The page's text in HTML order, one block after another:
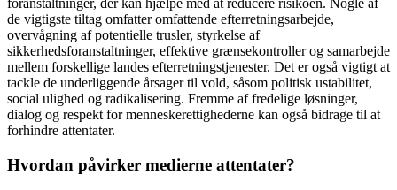
foranstaltninger, der kan hjælpe med at reducere risikoen. Nogle af
de vigtigste tiltag omfatter omfattende efterretningsarbejde,
overvågning af potentielle trusler, styrkelse af
sikkerhedsforanstaltninger, effektive grænsekontroller og samarbejde
mellem forskellige landes efterretningstjenester. Det er også vigtigt at
tackle de underliggende årsager til vold, såsom politisk ustabilitet,
social ulighed og radikalisering. Fremme af fredelige løsninger,
dialog og respekt for menneskerettighederne kan også bidrage til at
forhindre attentater.
Hvordan påvirker medierne attentater?